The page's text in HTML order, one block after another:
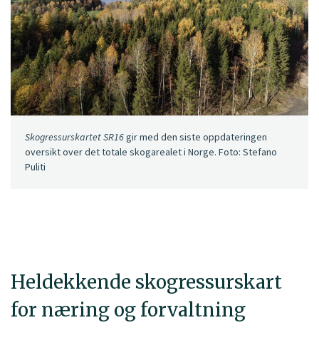
Heldekkende skogressurskart
for næring og forvaltning
Skogressurskartet SR16gir med den siste oppdateringen
oversikt over det totale skogarealet i Norge. Foto: Stefano
Puliti